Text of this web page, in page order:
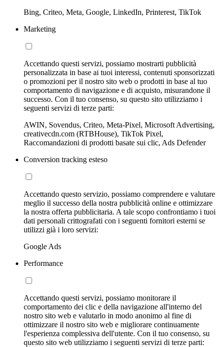
Bing, Criteo, Meta, Google, LinkedIn, Printerest, TikTok
Marketing
Accettando questi servizi, possiamo mostrarti pubblicità
personalizzata in base ai tuoi interessi, contenuti sponsorizzati
o promozioni per il nostro sito web o prodotti in base al tuo
comportamento di navigazione e di acquisto, misurandone il
successo. Con il tuo consenso, su questo sito utilizziamo i
seguenti servizi di terze parti:
AWIN, Sovendus, Criteo, Meta-Pixel, Microsoft Advertising,
creativecdn.com (RTBHouse), TikTok Pixel,
Raccomandazioni di prodotti basate sui clic, Ads Defender
Conversion tracking esteso
Accettando questo servizio, possiamo comprendere e valutare
meglio il successo della nostra pubblicità online e ottimizzare
la nostra offerta pubblicitaria. A tale scopo confrontiamo i tuoi
dati personali crittografati con i seguenti fornitori esterni se
utilizzi già i loro servizi:
Google Ads
Performance
Accettando questi servizi, possiamo monitorare il
comportamento dei clic e della navigazione all'interno del
nostro sito web e valutarlo in modo anonimo al fine di
ottimizzare il nostro sito web e migliorare continuamente
l'esperienza complessiva dell'utente. Con il tuo consenso, su
questo sito web utilizziamo i seguenti servizi di terze parti: